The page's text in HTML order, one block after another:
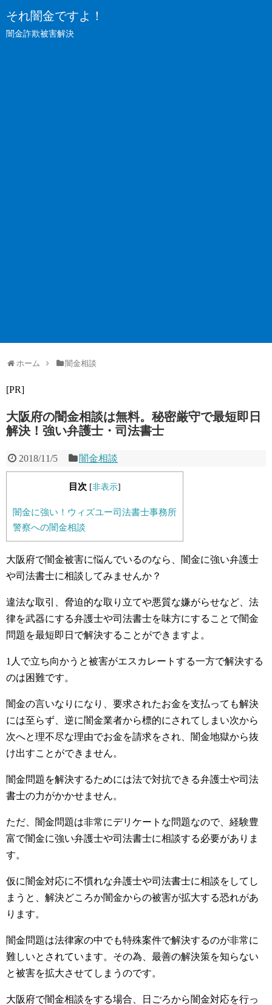
それ闇金ですよ！
闇金詐欺被害解決
ホーム 闇金相談
[PR]
大阪府の闇金相談は無料。秘密厳守で最短即日
解決！強い弁護士・司法書士
2018/11/5 闇金相談
目次 [非表示]
闇金に強い！ウィズユー司法書士事務所
警察への闇金相談
大阪府で闇金被害に悩んでいるのなら、闇金に強い弁護士
や司法書士に相談してみませんか？
違法な取引、脅迫的な取り立てや悪質な嫌がらせなど、法
律を武器にする弁護士や司法書士を味方にすることで闇金
問題を最短即日で解決することができますよ。
1人で立ち向かうと被害がエスカレートする一方で解決する
のは困難です。
闇金の言いなりになり、要求されたお金を支払っても解決
には至らず、逆に闇金業者から標的にされてしまい次から
次へと理不尽な理由でお金を請求をされ、闇金地獄から抜
け出すことができません。
闇金問題を解決するためには法で対抗できる弁護士や司法
書士の力がかかせません。
ただ、闇金問題は非常にデリケートな問題なので、経験豊
富で闇金に強い弁護士や司法書士に相談する必要がありま
す。
仮に闇金対応に不慣れな弁護士や司法書士に相談をしてし
まうと、解決どころか闇金からの被害が拡大する恐れがあ
ります。
闇金問題は法律家の中でも特殊案件で解決するのが非常に
難しいとされています。その為、最善の解決策を知らない
と被害を拡大させてしまうのです。
大阪府で闇金相談をする場合、日ごろから闇金対応を行っ